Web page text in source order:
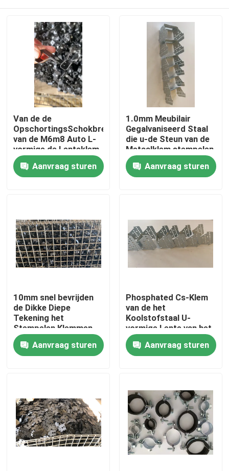
Huis
Ongeveer ons
Kwaliteitscontrole
Contacteer ons
Het Comité van de aluminiumtoegang
Het Comité van de staaltoegang
Van de de
OpschortingsSchokbreker
van de M6m8 Auto L-
vormige de Lenteklem
Aanvraag sturen
1.0mm Meubilair
Gegalvaniseerd Staal
die u-de Steun van de
Metaalklem stempelen
Aanvraag sturen
10mm snel bevrijden
de Dikke Diepe
Tekening het
Stempelen Klemmen
van de Metaallente
Aanvraag sturen
Phosphated Cs-Klem
van de het
Koolstofstaal U-
vormige Lente van het
Metaalponsen
Aanvraag sturen